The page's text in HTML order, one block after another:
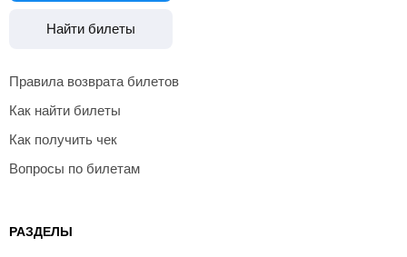
Найти билеты
Правила возврата билетов
Как найти билеты
Как получить чек
Вопросы по билетам
РАЗДЕЛЫ